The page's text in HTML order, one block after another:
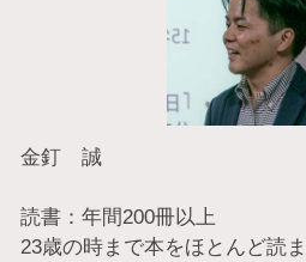
金釘 誠
読書：年間200冊以上
23歳の時まで本をほとんど読